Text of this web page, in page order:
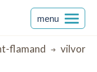
menu
flamand vilvorde